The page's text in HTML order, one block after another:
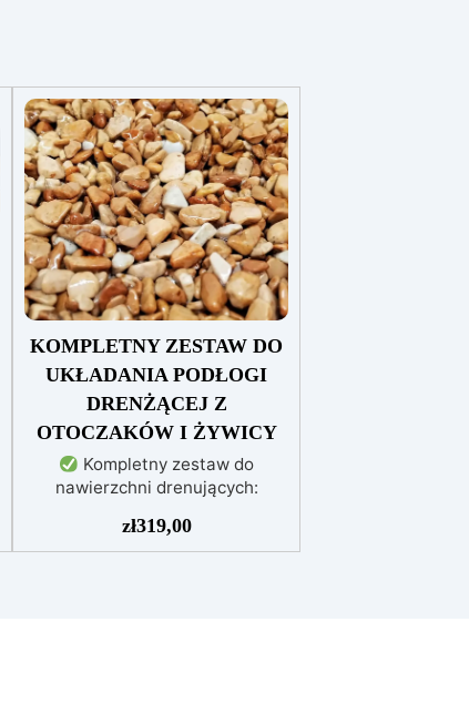
KOMPLETNY ZESTAW DO
UKŁADANIA PODŁOGI
DRENŻĄCEJ Z
OTOCZAKÓW I ŻYWICY
Kompletny zestaw do
nawierzchni drenujących:
materiały (granulat, podkład i
spoiwo), zarówno do
zł319,00